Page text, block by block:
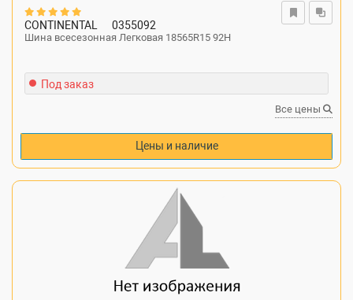
CONTINENTAL 0355092
Шина всесезонная Легковая 18565R15 92H
Под заказ
Все цены
Цены и наличие